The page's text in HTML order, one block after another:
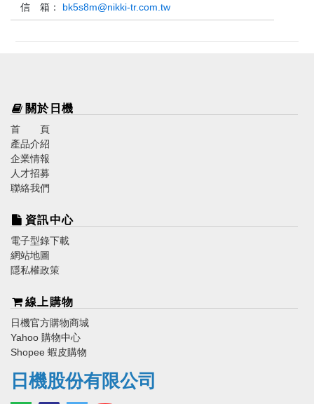
信 箱： bk5s8m@nikki-tr.com.tw
關於日機
首 頁
產品介紹
企業情報
人才招募
聯絡我們
資訊中心
電子型錄下載
網站地圖
隱私權政策
線上購物
日機官方購物商城
Yahoo 購物中心
Shopee 蝦皮購物
日機股份有限公司